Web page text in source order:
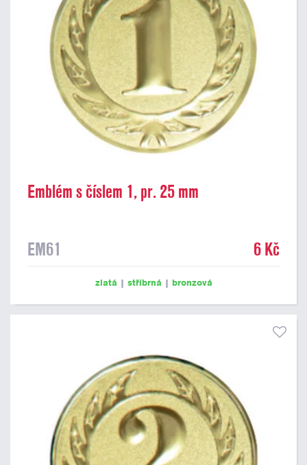
Emblém s číslem 1, pr. 25 mm
EM61 6 Kč
zlatá | stříbrná | bronzová